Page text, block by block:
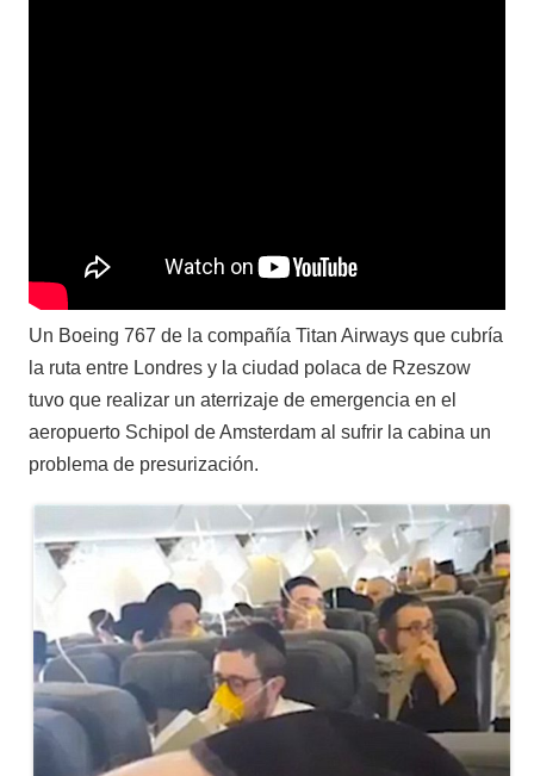
Un Boeing 767 de la compañía Titan Airways que cubría
la ruta entre Londres y la ciudad polaca de Rzeszow
tuvo que realizar un aterrizaje de emergencia en el
aeropuerto Schipol de Amsterdam al sufrir la cabina un
problema de presurización.